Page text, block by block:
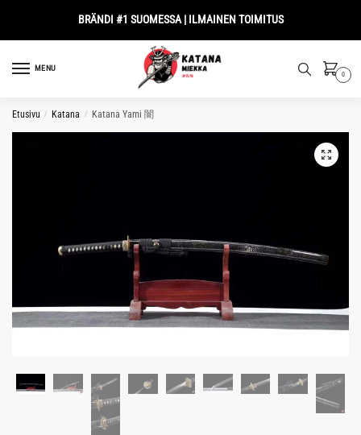
BRÄNDI #1 SUOMESSA | ILMAINEN TOIMITUS
MENU
0
Etusivu / Katana / Katana Yami 闇